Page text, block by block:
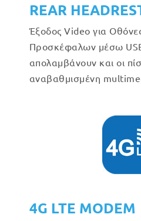
REAR
Έξοδος Video για
Προσκέφαλων μέσω
απολαμβάνουν και οι
αναβαθμισμένη
4G LTE MODEM